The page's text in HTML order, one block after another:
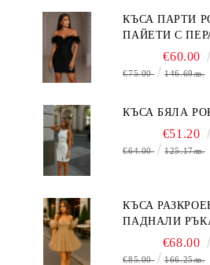
КЪСА ПАРТИ
ПАЙЕТИ С
€60.00
€75.00 146.69лв.
КЪСА БЯЛА
€51.20
€64.00 125.17лв.
КЪСА
ПАДНАЛИ
БЕЖОВО€68.00
€85.00 166.25лв.